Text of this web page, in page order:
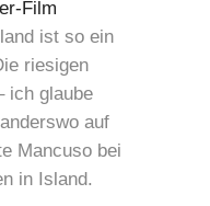
Film
ist so ein
riesigen
ich glaube
auf
Mancuso bei
in Island.